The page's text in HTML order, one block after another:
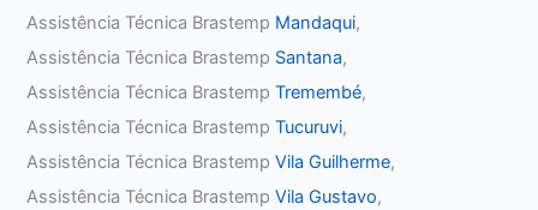
Assistência Técnica Brastemp Mandaqui,
Assistência Técnica Brastemp Santana,
Assistência Técnica BrastempTremembé,
Assistência Técnica BrastempTucuruvi,
Assistência Técnica BrastempVila Guilherme,
Assistência Técnica BrastempVila Gustavo,